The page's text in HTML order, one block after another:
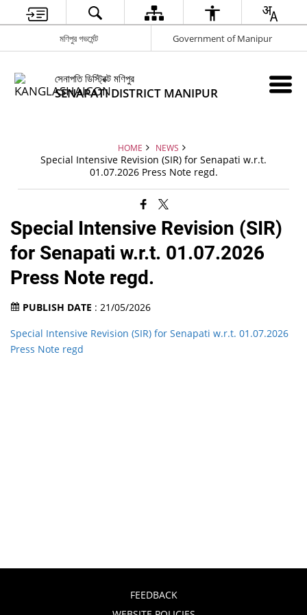
মণিপুর গভর্মেন্ট Government of Manipur
সেনাপতি ডিস্ট্রিক্ট মণিপুর
SENAPATI DISTRICT MANIPUR
HOME NEWS
Special Intensive Revision (SIR) for Senapati w.r.t.
01.07.2026 Press Note regd.
Special Intensive Revision (SIR)
for Senapati w.r.t. 01.07.2026
Press Note regd.
PUBLISH DATE : 21/05/2026
Special Intensive Revision (SIR) for Senapati w.r.t. 01.07.2026
Press Note regd
FEEDBACK